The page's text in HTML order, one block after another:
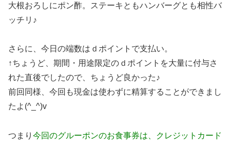
大根おろしにポン酢。ステーキともハンバーグとも相性バ
ッチリ♪
さらに、今日の端数はｄポイントで支払い。
↑ちょうど、期間・用途限定のｄポイントを大量に付与さ
れた直後でしたので、ちょうど良かった♪
前回同様、今回も現金は使わずに精算することができまし
たよ(^_^)v
つまり 今回のグルーポンのお食事券は、クレジットカード